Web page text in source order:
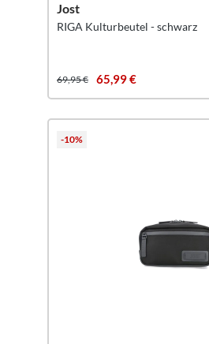
Jost
RIGA Kulturbeutel - schwarz
69,95 € 65,99 €
-10%